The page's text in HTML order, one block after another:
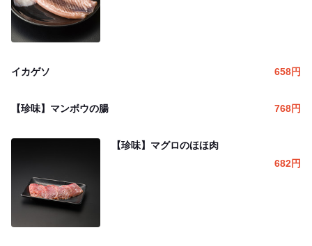
イカゲソ 658円
【珍味】マンボウの腸 768円
【珍味】マグロのほほ肉
682円